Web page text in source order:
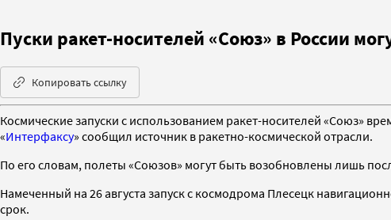
Пуски ракет-носителей «Союз» в России
Копировать ссылку
Космические запуски с использованием ракет-носителей «Союз»
«Интерфаксу» сообщил источник в ракетно-космической отрасли.
По его словам, полеты «Союзов» могут быть возобновлены лишь
Намеченный на 26 августа запуск с космодрома Плесецк
срок.